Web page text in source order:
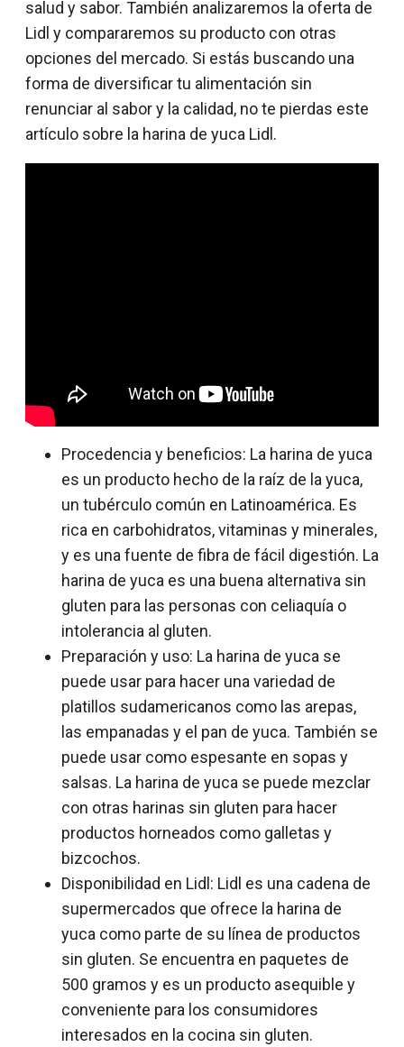
salud y sabor. También analizaremos la oferta de
Lidl y compararemos su producto con otras
opciones del mercado. Si estás buscando una
forma de diversificar tu alimentación sin
renunciar al sabor y la calidad, no te pierdas este
artículo sobre la harina de yuca Lidl.
Procedencia y beneficios: La harina de yuca
es un producto hecho de la raíz de la yuca,
un tubérculo común en Latinoamérica. Es
rica en carbohidratos, vitaminas y minerales,
y es una fuente de fibra de fácil digestión. La
harina de yuca es una buena alternativa sin
gluten para las personas con celiaquía o
intolerancia al gluten.
Preparación y uso: La harina de yuca se
puede usar para hacer una variedad de
platillos sudamericanos como las arepas,
las empanadas y el pan de yuca. También se
puede usar como espesante en sopas y
salsas. La harina de yuca se puede mezclar
con otras harinas sin gluten para hacer
productos horneados como galletas y
bizcochos.
Disponibilidad en Lidl: Lidl es una cadena de
supermercados que ofrece la harina de
yuca como parte de su línea de productos
sin gluten. Se encuentra en paquetes de
500 gramos y es un producto asequible y
conveniente para los consumidores
interesados en la cocina sin gluten.